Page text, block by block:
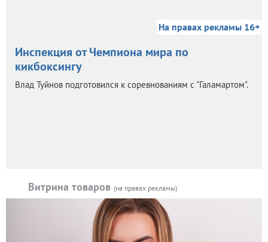
На правах рекламы 16+
Инспекция от Чемпиона мира по
кикбоксингу
Влад Туйнов подготовился к соревнованиям с "Галамартом".
Витрина товаров (на правах рекламы)